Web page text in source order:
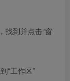
找到并点击“窗
“工作区”